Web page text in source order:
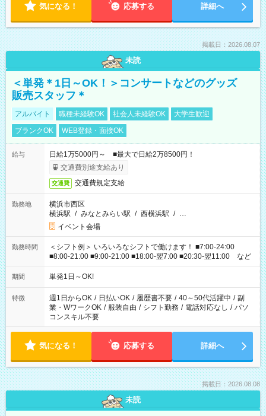
気になる！ 応募する 詳細へ
掲載日：2026.08.07
未読
＜単発＊1日～OK！＞コンサートなどのグッズ
販売スタッフ＊
アルバイト 職種未経験OK 社会人未経験OK
大学生歓迎
ブランクOK
WEB登録・面接OK
給与
日給1万5000円～ ■最大で日給2万8500円！
交通費別途支給あり
交通費 交通費規定支給
勤務地
横浜市西区
横浜駅 / みなとみらい駅 / 西横浜駅 / …
イベント会場
勤務時間
＜シフト例＞ いろいろなシフトで働けます！ ■7:00-24:00
■8:00-21:00 ■9:00-21:00 ■18:00-翌7:00 ■20:30-翌11:00 など
期間 単発1日～OK!
特徴 週1日からOK / 日払いOK / 履歴書不要 / 40～50代活躍中 / 副
業・WワークOK / 服装自由 / シフト勤務 / 電話対応なし / パソ
コンスキル不要
気になる！ 応募する 詳細へ
掲載日：2026.08.08
未読